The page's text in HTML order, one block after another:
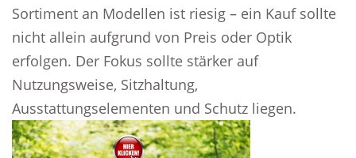
Sortiment an Modellen ist riesig – ein Kauf sollte
nicht allein aufgrund von Preis oder Optik
erfolgen. Der Fokus sollte stärker auf
Nutzungsweise, Sitzhaltung,
Ausstattungselementen und Schutz liegen.